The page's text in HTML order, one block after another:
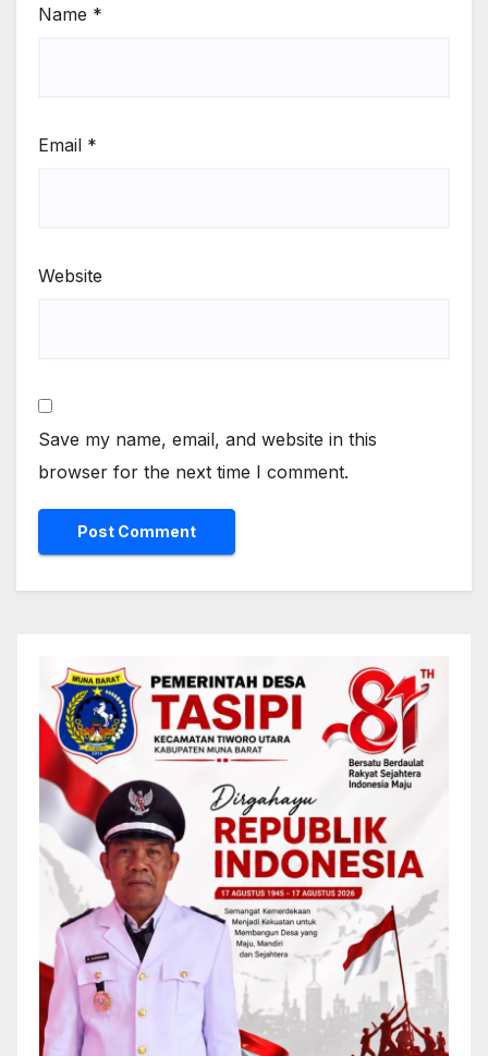
Name *
Email *
Website
Save my name, email, and website in this
browser for the next time I comment.